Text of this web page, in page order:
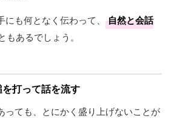
も何となく伝わって、
自然と会話
もあるでしょう。
打って話を流す
っても、とにかく盛り上げないことが